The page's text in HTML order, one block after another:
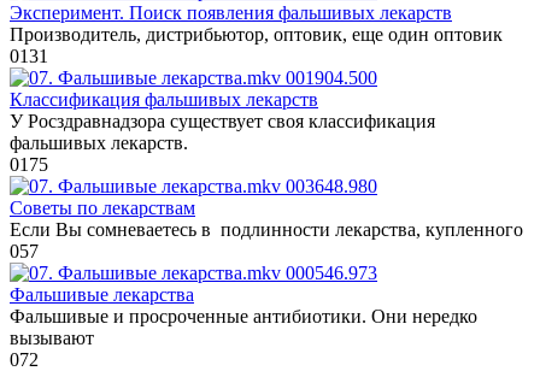
Эксперимент. Поиск появления фальшивых лекарств
Производитель, дистрибьютор, оптовик, еще один оптовик
0131
Классификация фальшивых лекарств
У Росздравнадзора существует своя классификация
фальшивых лекарств.
0175
Советы по лекарствам
Если Вы сомневаетесь в подлинности лекарства, купленного
057
Фальшивые лекарства
Фальшивые и просроченные антибиотики. Они нередко
вызывают
072